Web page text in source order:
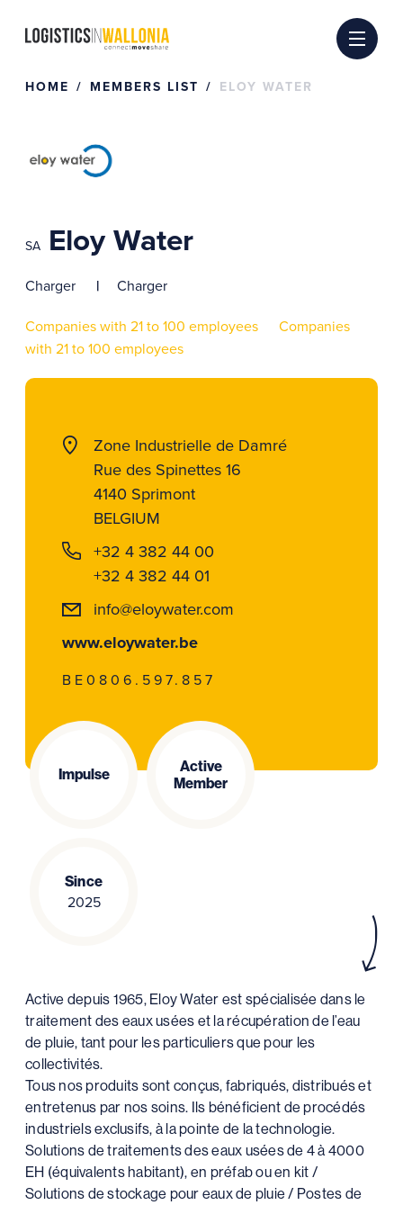
HOME MEMBERS LIST ELOY WATER
SA Eloy Water
Charger
Charger
Companies with 21 to 100 employees
Companies
with 21 to 100 employees
Zone Industrielle de Damré
Rue des Spinettes 16
4140 Sprimont
BELGIUM
+32 4 382 44 00
+32 4 382 44 01
info@eloywater.com
www.eloywater.be
BE0806.597.857
Impulse
Active
Member
Since
2025
Active depuis 1965, Eloy Water est spécialisée dans le
traitement des eaux usées et la récupération de l’eau
de pluie, tant pour les particuliers que pour les
collectivités.
Tous nos produits sont conçus, fabriqués, distribués et
entretenus par nos soins. Ils bénéficient de procédés
industriels exclusifs, à la pointe de la technologie.
Solutions de traitements des eaux usées de 4 à 4000
EH (équivalents habitant), en préfab ou en kit /
Solutions de stockage pour eaux de pluie / Postes de